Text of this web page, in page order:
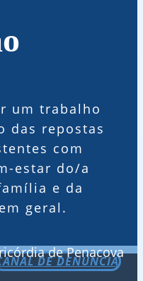
um trabalho
das repostas
com
estar do/a
e da
geral.
DE DENÚNCIA
de Penacova